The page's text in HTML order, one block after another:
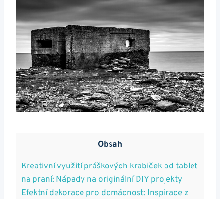
Obsah
Kreativní využití práškových krabiček od tablet
na praní: Nápady‍ na originální DIY projekty
Efektní dekorace pro domácnost: Inspirace z